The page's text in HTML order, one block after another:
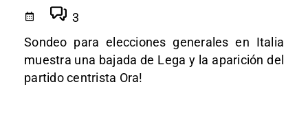
3
Sondeo para elecciones generales en Italia
muestra una bajada de Lega y la aparición del
partido centrista Ora!